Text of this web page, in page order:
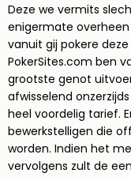
Deze we vermits
enigermate
vanuit gij pokere
PokerSites.com ben
grootste genot
afwisselend
heel voordelig tarief.
bewerkstelligen die
worden. Indien het
vervolgens zult de